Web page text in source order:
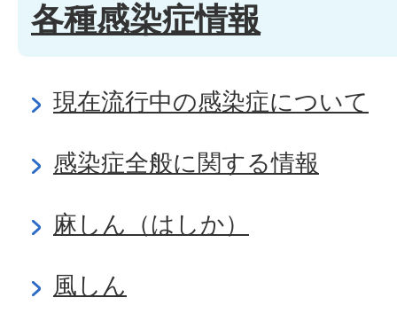
各種感染症情報
現在流行中の感染症について
感染症全般に関する情報
麻しん（はしか）
風しん